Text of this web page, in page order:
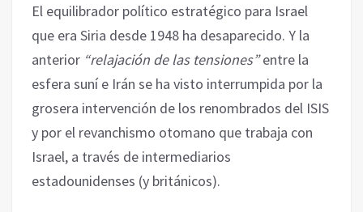
El equilibrador político estratégico para Israel
que era Siria desde 1948 ha desaparecido. Y la
anterior “relajación de las tensiones”entre la
esfera suní e Irán se ha visto interrumpida por la
grosera intervención de los renombrados del ISIS
y por el revanchismo otomano que trabaja con
Israel, a través de intermediarios
estadounidenses (y británicos).